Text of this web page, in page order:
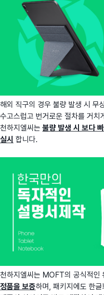
해외 직구의 경우 불량 발생 시 무
수고스럽고 번거로운 절차를 거치
천하지엘씨는 불량 발생 시 보다
실시 합니다.
천하지엘씨는 MOFT의 공식적인
정품을 보증하며, 패키지에도 한